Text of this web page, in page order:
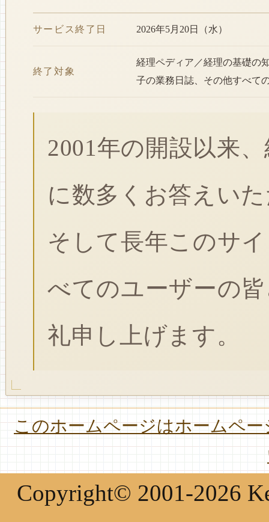
サービス終了日 2026年5月20日（水）
終了対象
経理ペディア／経理の基礎の
子の業務日誌、その他すべて
2001年の開設以来
に数多くお答えい
そして長年このサ
べてのユーザーの
礼申し上げます。
このホームページはホームペ
Copyright© 2001-2026